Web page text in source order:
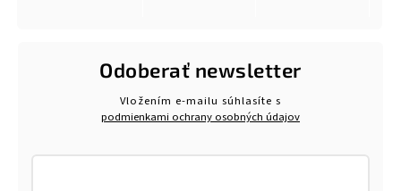
Odoberať newsletter
Vložením e-mailu súhlasíte s
podmienkami ochrany osobných údajov